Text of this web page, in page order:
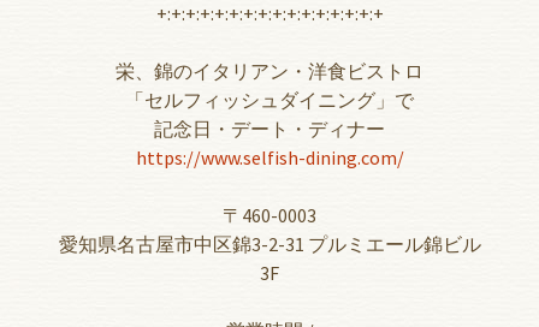
+:+:+:+:+:+:+:+:+:+:+:+:+:+:+:+
栄、錦のイタリアン・洋食ビストロ
「セルフィッシュダイニング」で
記念日・デート・ディナー
https://www.selfish-dining.com/
〒460-0003
愛知県名古屋市中区錦3-2-31 プルミエール錦ビル
3F